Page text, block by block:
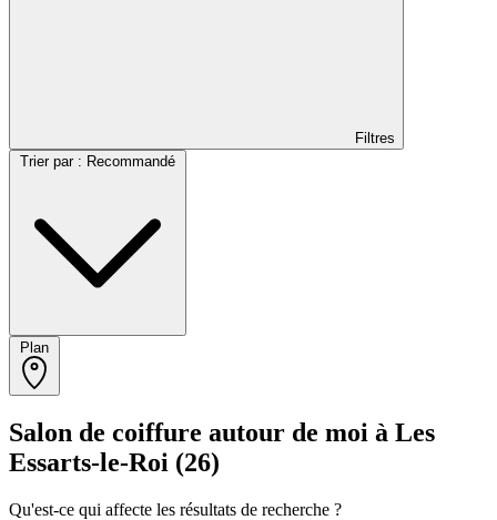
Filtres
Salon de coiffure autour de moi à Les
Essarts-le-Roi (26)
Qu'est-ce qui affecte les résultats de recherche ?